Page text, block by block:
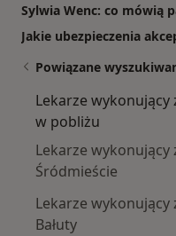
Sylwia Wenc: co mówią
Jakie ubezpieczenia
Powiązane
Lekarze wykonujący
w pobliżu
Lekarze wykonujący
Śródmieście
Lekarze wykonujący
Bałuty